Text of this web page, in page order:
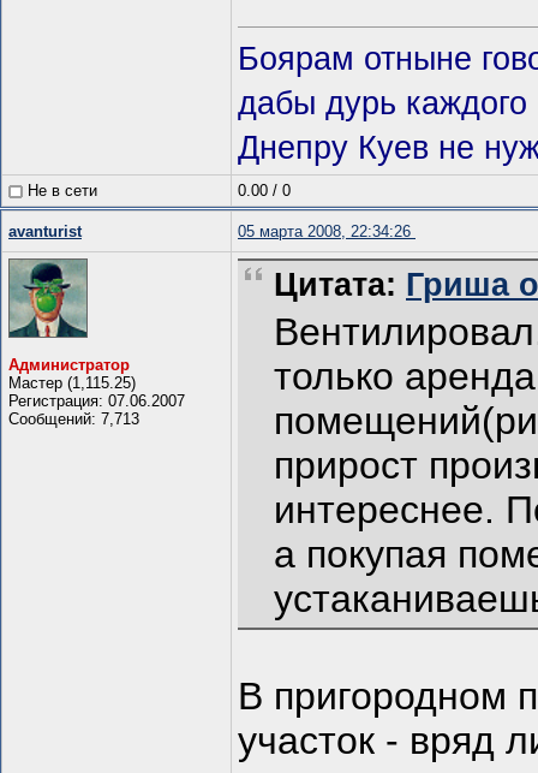
Боярам отныне
дабы дурь
Днепру Куев не
Не в сети 0.00 / 0
avanturist 05 марта 2008, 22:34:26
Администратор
Мастер (1,115.25)
Регистрация: 07.06.2007
Сообщений: 7,713
Цитата: Гриша
только
прирост
интереснее.
а покупая
В пригородном
участок - вряд